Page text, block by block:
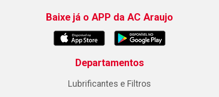
Baixe já o APP da AC Araujo
Departamentos
Lubrificantes e Filtros